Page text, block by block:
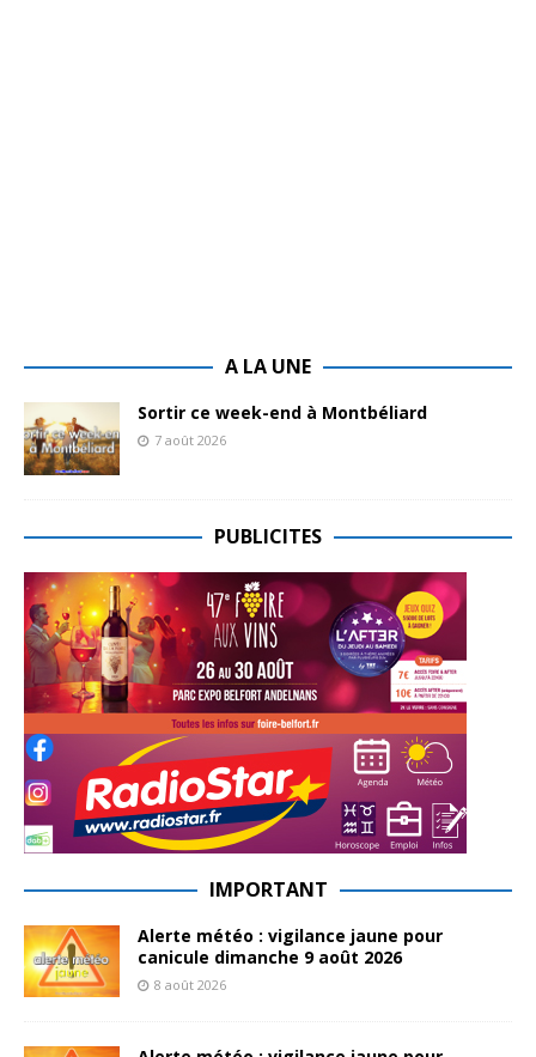
A LA UNE
Sortir ce week-end à Montbéliard
7 août 2026
PUBLICITES
IMPORTANT
Alerte météo : vigilance jaune pour
canicule dimanche 9 août 2026
8 août 2026